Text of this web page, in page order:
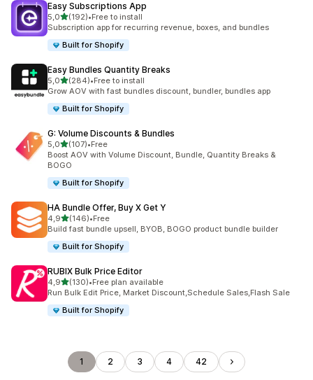
Easy Subscriptions App
5,0de 5 estrelas
(192)
192 total de avaliações
•Free to install
Subscription app for recurring revenue, boxes, and bundles
Built for Shopify
Easy Bundles Quantity Breaks
5,0de 5 estrelas
(284)
284 total de avaliações
•Free to install
Grow AOV with fast bundles discount, bundler, bundles app
Built for Shopify
G: Volume Discounts & Bundles
5,0de 5 estrelas
(107)
107 total de avaliações
•Free
Boost AOV with Volume Discount, Bundle, Quantity Breaks &
BOGO
Built for Shopify
HA Bundle Offer, Buy X Get Y
4,9de 5 estrelas
(146)
146 total de avaliações
•Free
Build fast bundle upsell, BYOB, BOGO product bundle builder
Built for Shopify
RUBIX Bulk Price Editor
4,9de 5 estrelas
(130)
130 total de avaliações
•Free plan available
Run Bulk Edit Price, Market Discount,Schedule Sales,Flash Sale
Built for Shopify
1 2 3 4 42